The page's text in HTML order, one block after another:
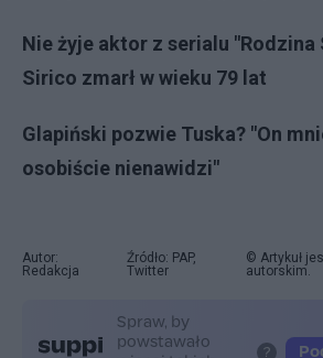
Nie żyje aktor z serialu "Rodzina
Sirico zmarł w wieku 79 lat
Glapiński pozwie Tuska? "On
osobiście nienawidzi"
Autor:
Redakcja
Źródło: PAP,
Twitter
© Artykuł
autorskim.